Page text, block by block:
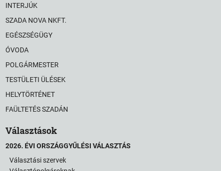
INTERJÚK
SZADA NOVA NKFT.
EGÉSZSÉGÜGY
ÓVODA
POLGÁRMESTER
TESTÜLETI ÜLÉSEK
HELYTÖRTÉNET
FAÜLTETÉS SZADÁN
Választások
2026. ÉVI ORSZÁGGYŰLÉSI VÁLASZTÁS
Választási szervek